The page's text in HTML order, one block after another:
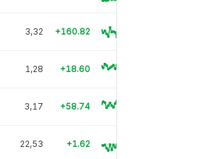
3,32 +160.82
1,28 +18.60
3,17 +58.74
22,53 +1.62